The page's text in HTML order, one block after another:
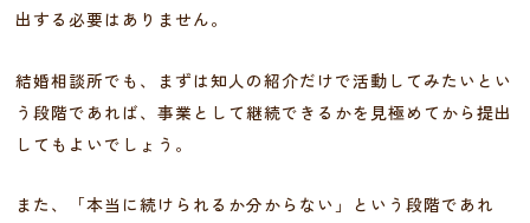
出する必要はありません。
結婚相談所でも、まずは知人の紹介だけで活動してみたいとい
う段階であれば、事業として継続できるかを見極めてから提出
してもよいでしょう。
また、「本当に続けられるか分からない」という段階であれ